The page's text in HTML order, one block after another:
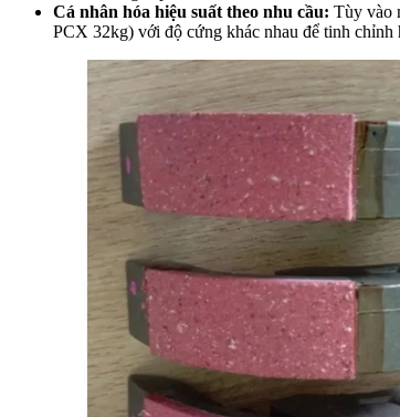
Cá nhân hóa hiệu suất theo nhu cầu: Tùy vào
PCX 32kg) với độ cứng khác nhau để tinh chỉnh